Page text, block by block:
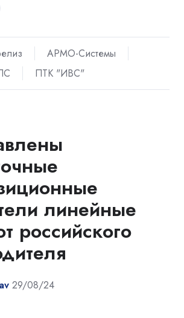
АРМО-Системы
ПТК "ИВС"
линейные
российского
29/08/24